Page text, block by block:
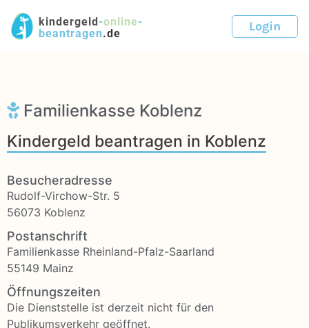
kindergeld-online-
beantragen.de Login
Familienkasse Koblenz
Kindergeld beantragen in Koblenz
Besucheradresse
Rudolf-Virchow-Str. 5
56073 Koblenz
Postanschrift
Familienkasse Rheinland-Pfalz-Saarland
55149 Mainz
Öffnungszeiten
Die Dienststelle ist derzeit nicht für den
Publikumsverkehr geöffnet.